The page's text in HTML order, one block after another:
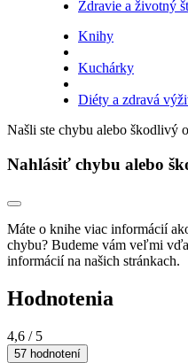
Zdravie a životný
Knihy
Kuchárky
Diéty a zdravá
Našli ste chybu alebo škodlivý
Nahlásiť chybu alebo
Máte o knihe viac informácií
chybu? Budeme vám veľmi
informácií na našich stránkach.
Hodnotenia
4,6 / 5
57 hodnotení